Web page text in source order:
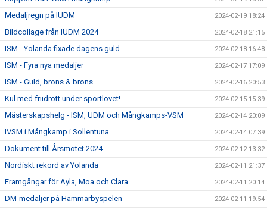
Medaljregn på IUDM 2024-02-19 18:24
Bildcollage från IUDM 2024 2024-02-18 21:15
ISM - Yolanda fixade dagens guld 2024-02-18 16:48
ISM - Fyra nya medaljer 2024-02-17 17:09
ISM - Guld, brons & brons 2024-02-16 20:53
Kul med friidrott under sportlovet! 2024-02-15 15:39
Mästerskapshelg - ISM, UDM och Mångkamps-VSM 2024-02-14 20:09
IVSM i Mångkamp i Sollentuna 2024-02-14 07:39
Dokument till Årsmötet 2024 2024-02-12 13:32
Nordiskt rekord av Yolanda 2024-02-11 21:37
Framgångar för Ayla, Moa och Clara 2024-02-11 20:14
DM-medaljer på Hammarbyspelen 2024-02-11 19:54